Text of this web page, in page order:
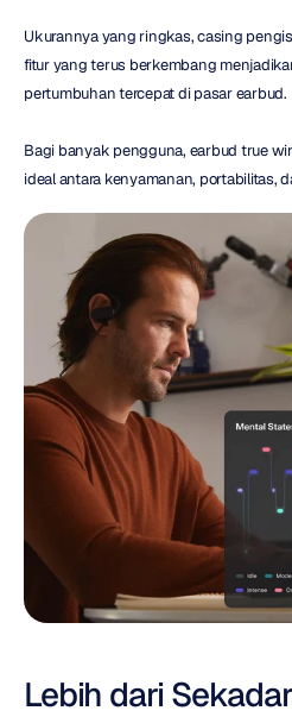
Ukurannya yang ringkas, casing
fitur yang terus berkembang
pertumbuhan tercepat di pasar earbud.
Bagi banyak pengguna, earbud true
ideal antara kenyamanan, portabilitas,
Lebih dari